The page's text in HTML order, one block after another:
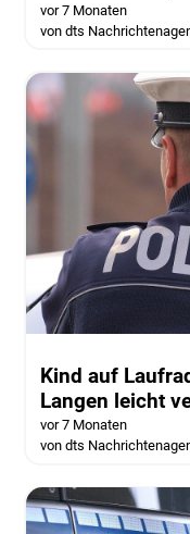
vor 7 Monaten
von dts
Kind auf
Langen leicht
vor 7 Monaten
von dts